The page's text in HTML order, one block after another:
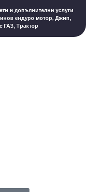
и допълнителни услуги
ендуро мотор, Джип,
ГАЗ, Трактор